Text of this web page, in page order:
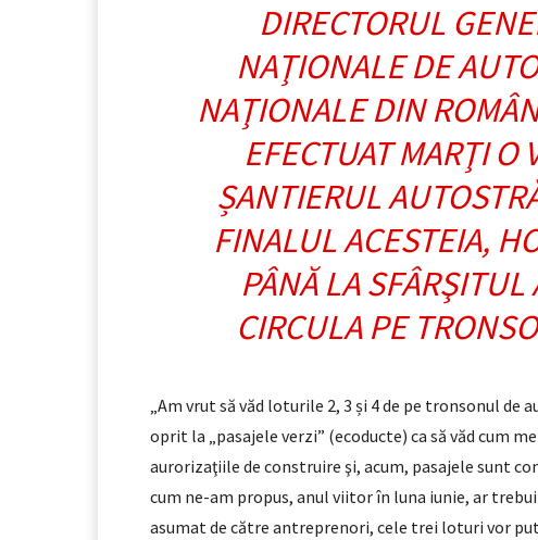
DIRECTORUL
NAŢIONALE DE
NAŢIONALE DIN
EFECTUAT MARŢI O
ȘANTIERUL
FINALUL ACESTEIA,
PÂNĂ LA
CIRCULA PE
„Am vrut să văd loturile 2, 3 și 4 de pe tronsonul de
oprit la „pasajele verzi” (ecoducte) ca să văd cum
aurorizaţiile de construire şi, acum, pasajele sunt
cum ne-am propus, anul viitor în luna iunie, ar
asumat de către antreprenori, cele trei loturi vor